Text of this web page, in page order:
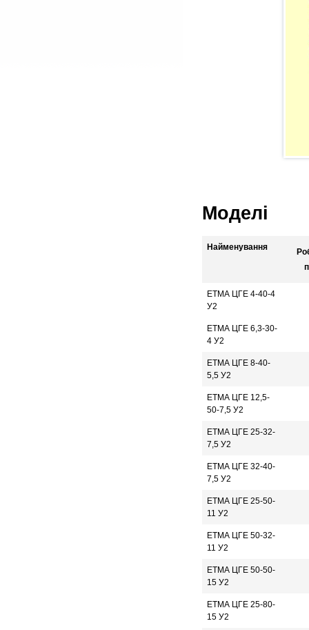
Моделі
Найменування
ЕТМА ЦГЕ 4-40-4
У2
ЕТМА ЦГЕ 6,3-30-
4 У2
ЕТМА ЦГЕ 8-40-
5,5 У2
ЕТМА ЦГЕ 12,5-
50-7,5 У2
ЕТМА ЦГЕ 25-32-
7,5 У2
ЕТМА ЦГЕ 32-40-
7,5 У2
ЕТМА ЦГЕ 25-50-
11 У2
ЕТМА ЦГЕ 50-32-
11 У2
ЕТМА ЦГЕ 50-50-
15 У2
ЕТМА ЦГЕ 25-80-
15 У2